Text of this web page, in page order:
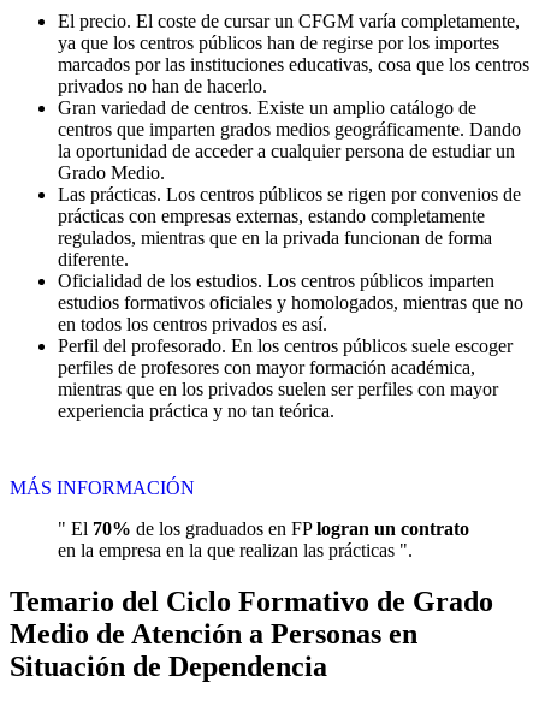
El precio. El coste de cursar un CFGM varía completamente,
ya que los centros públicos han de regirse por los importes
marcados por las instituciones educativas, cosa que los centros
privados no han de hacerlo.
Gran variedad de centros. Existe un amplio catálogo de
centros que imparten grados medios geográficamente. Dando
la oportunidad de acceder a cualquier persona de estudiar un
Grado Medio.
Las prácticas. Los centros públicos se rigen por convenios de
prácticas con empresas externas, estando completamente
regulados, mientras que en la privada funcionan de forma
diferente.
Oficialidad de los estudios. Los centros públicos imparten
estudios formativos oficiales y homologados, mientras que no
en todos los centros privados es así.
Perfil del profesorado. En los centros públicos suele escoger
perfiles de profesores con mayor formación académica,
mientras que en los privados suelen ser perfiles con mayor
experiencia práctica y no tan teórica.
MÁS INFORMACIÓN
" El 70% de los graduados en FPlogran un contrato
en la empresa en la que realizan las prácticas ".
Temario del Ciclo Formativo de Grado
Medio de Atención a Personas en
Situación de Dependencia